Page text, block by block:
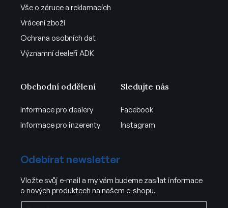
Vše o záruce a reklamacích
Vrácení zboží
Ochrana osobních dat
Významní dealeři ADK
Obchodní oddělení
Informace pro dealery
Informace pro inzerenty
Sledujte nás
Facebook
Instagram
Odebírat newsletter
Vložte svůj e-mail a my vám budeme zasílat informace
o nových produktech na našem e-shopu.